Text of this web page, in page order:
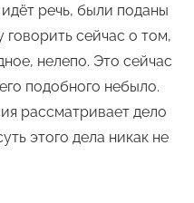
речь, были поданы
говорить сейчас о том,
нелепо. Это сейчас
подобного небыло.
рассматривает дело
этого дела никак не